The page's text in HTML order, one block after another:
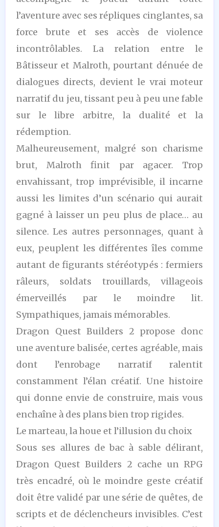
l’aventure avec ses répliques cinglantes, sa
force brute et ses accès de violence
incontrôlables. La relation entre le
Bâtisseur et Malroth, pourtant dénuée de
dialogues directs, devient le vrai moteur
narratif du jeu, tissant peu à peu une fable
sur le libre arbitre, la dualité et la
rédemption.
Malheureusement, malgré son charisme
brut, Malroth finit par agacer. Trop
envahissant, trop imprévisible, il incarne
aussi les limites d’un scénario qui aurait
gagné à laisser un peu plus de place… au
silence. Les autres personnages, quant à
eux, peuplent les différentes îles comme
autant de figurants stéréotypés : fermiers
râleurs, soldats trouillards, villageois
émerveillés par le moindre lit.
Sympathiques, jamais mémorables.
Dragon Quest Builders 2 propose donc
une aventure balisée, certes agréable, mais
dont l’enrobage narratif ralentit
constamment l’élan créatif. Une histoire
qui donne envie de construire, mais vous
enchaîne à des plans bien trop rigides.
Le marteau, la houe et l’illusion du choix
Sous ses allures de bac à sable délirant,
Dragon Quest Builders 2 cache un RPG
très encadré, où le moindre geste créatif
doit être validé par une série de quêtes, de
scripts et de déclencheurs invisibles. C’est